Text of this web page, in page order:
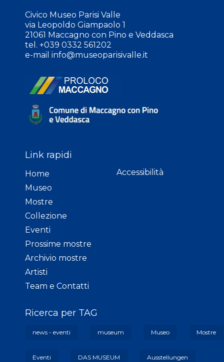
Civico Museo Parisi Valle
via Leopoldo Giampaolo 1
21061 Maccagno con Pino e Veddasca
tel. +039 0332 561202
e-mail info@museoparisivalle.it
Link rapidi
Home
Museo
Mostre
Collezione
Eventi
Prossime mostre
Archivio mostre
Artisti
Team e Contatti
Accessibilità
Ricerca per TAG
news - eventi museum Museo Mostre
Eventi DAS MUSEUM Ausstellungen